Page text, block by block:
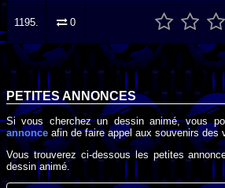
1195. 0
PETITES ANNONCES
Si vous cherchez un dessin animé, vous
annonce afin de faire appel aux souvenirs des
Vous trouverez ci-dessous les petites
dessin animé.